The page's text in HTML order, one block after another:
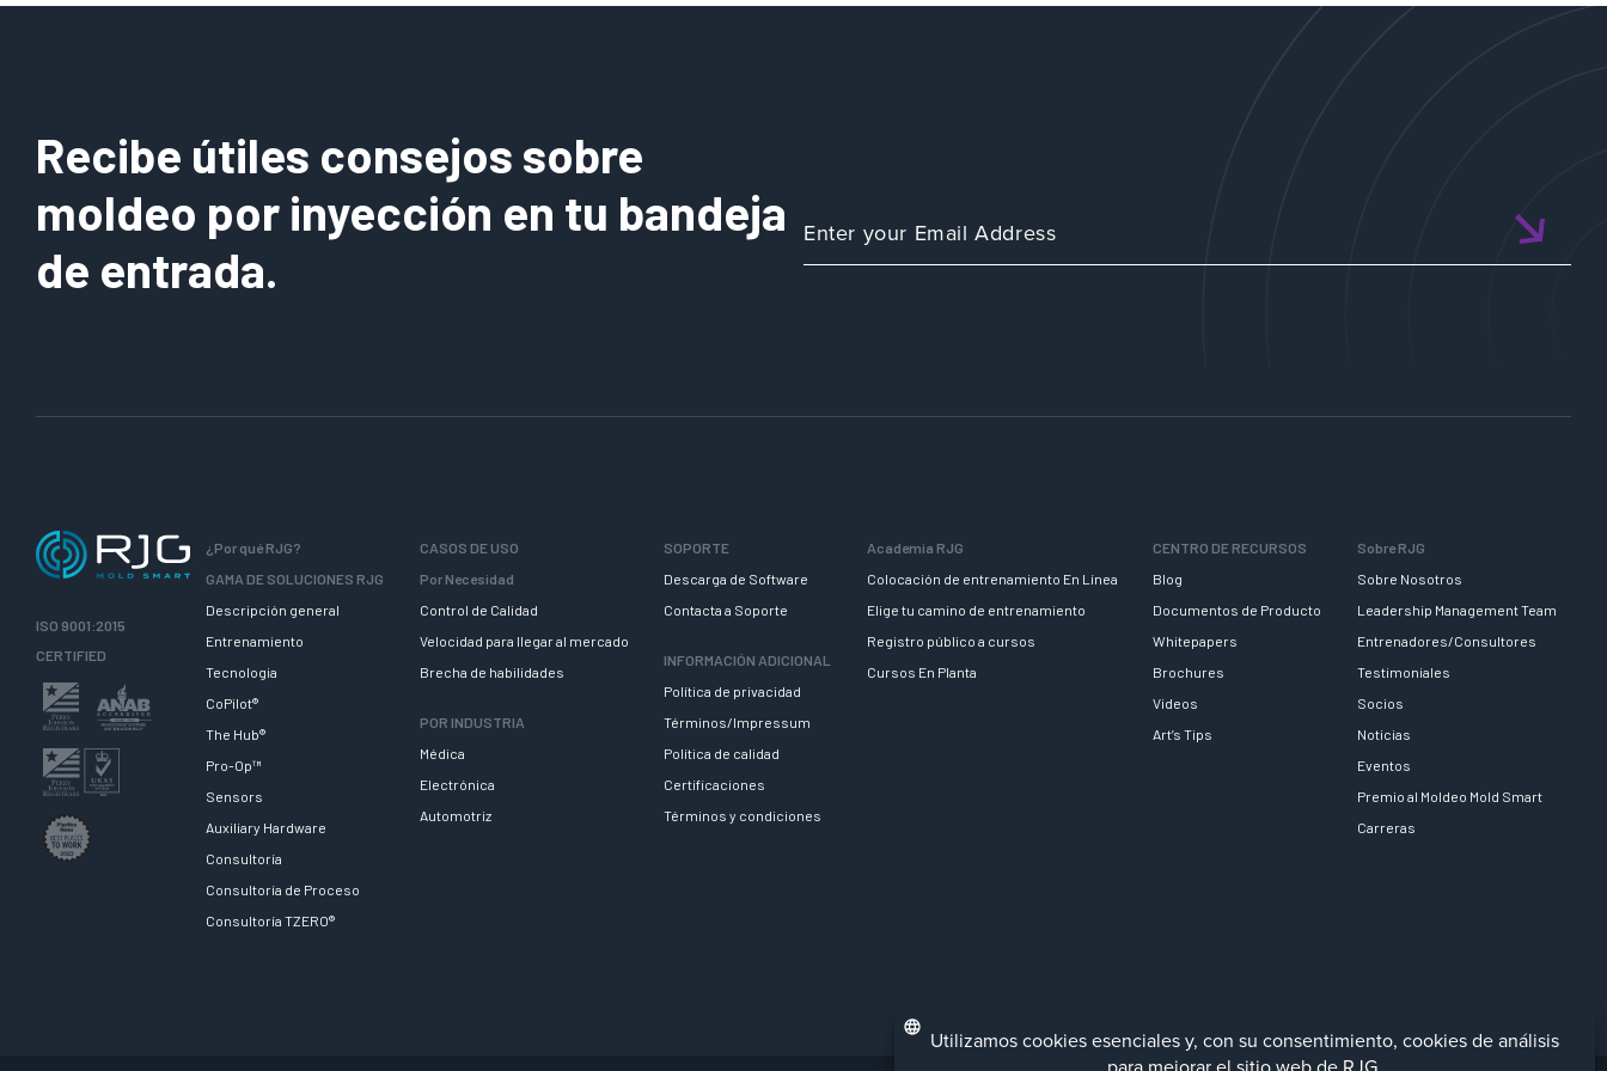
en
inyección:
caso
de
tiempo
Recibe útiles consejos sobre
moldeo por inyección en tu bandeja
de entrada.
ISO 9001:2015
CERTIFIED
¿Por qué RJG?
GAMA DE SOLUCIONES RJG
Descripción general
Entrenamiento
Tecnologia
CoPilot®
The Hub®
Pro-Op™
Sensors
Auxiliary Hardware
Consultoría
Consultoría de Proceso
Consultoría TZERO®
CASOS DE USO
Por Necesidad
Control de Calidad
Velocidad para llegar al mercado
Brecha de habilidades
POR INDUSTRIA
Médica
Electrónica
Automotriz
SOPORTE
Descarga de Software
Contacta a Soporte
INFORMACIÓN ADICIONAL
Política de privacidad
Términos/Impressum
Política de calidad
Certificaciones
Términos y condiciones
Academia RJG
Colocación de entrenamiento En Línea
Elige tu camino de entrenamiento
Registro público a cursos
Cursos En Planta
CENTRO DE RECURSOS
Blog
Documentos de Producto
Whitepapers
Brochures
Videos
Art’s Tips
Sobre RJG
Sobre Nosotros
Leadership Management Team
Entrenadores/Consultores
Testimoniales
Socios
Noticias
Eventos
Premio al Moldeo Mold Smart
Carreras